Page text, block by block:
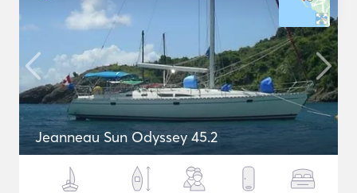
Jeanneau Sun Odyssey 45.2